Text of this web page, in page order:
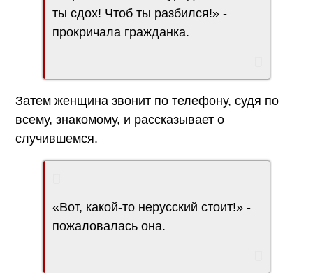
ты сдох! Чтоб ты разбился!» -
прокричала гражданка.
Затем женщина звонит по телефону, судя по
всему, знакомому, и рассказывает о
случившемся.
«Вот, какой-то нерусский стоит!» -
пожаловалась она.